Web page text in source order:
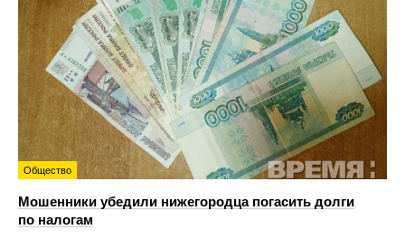
Общество
Мошенники убедили нижегородца погасить долги
по налогам